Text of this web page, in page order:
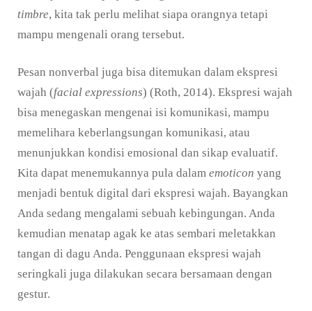
timbre, kita tak perlu melihat siapa orangnya tetapi
mampu mengenali orang tersebut.
Pesan nonverbal juga bisa ditemukan dalam ekspresi
wajah (facial expressions) (Roth, 2014). Ekspresi wajah
bisa menegaskan mengenai isi komunikasi, mampu
memelihara keberlangsungan komunikasi, atau
menunjukkan kondisi emosional dan sikap evaluatif.
Kita dapat menemukannya pula dalam emoticon yang
menjadi bentuk digital dari ekspresi wajah. Bayangkan
Anda sedang mengalami sebuah kebingungan. Anda
kemudian menatap agak ke atas sembari meletakkan
tangan di dagu Anda. Penggunaan ekspresi wajah
seringkali juga dilakukan secara bersamaan dengan
gestur.